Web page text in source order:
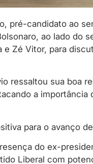
pré-candidato ao
ao lado do
e Zé Vitor, para
ressaltou sua boa
a
para o avanço
do ex-
Liberal com